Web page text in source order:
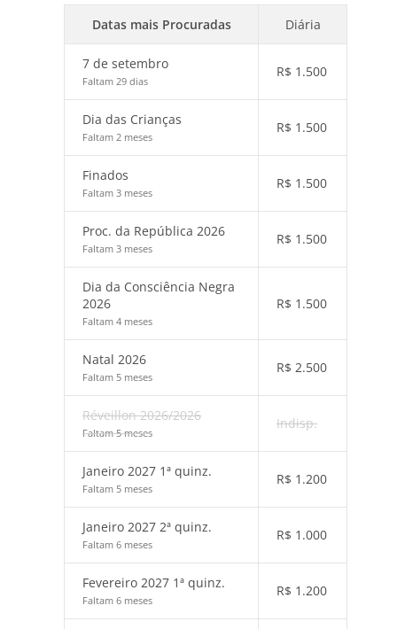
Datas mais Procuradas Diária
7 de setembro
Faltam 29 dias
R$ 1.500
Dia das Crianças
Faltam 2 meses
R$ 1.500
Finados
Faltam 3 meses
R$ 1.500
Proc. da República 2026
Faltam 3 meses
R$ 1.500
Dia da Consciência Negra
2026
Faltam 4 meses
R$ 1.500
Natal 2026
Faltam 5 meses
R$ 2.500
Réveillon 2026/2026
Faltam 5 meses
Indisp.
Janeiro 2027 1ª quinz.
Faltam 5 meses
R$ 1.200
Janeiro 2027 2ª quinz.
Faltam 6 meses
R$ 1.000
Fevereiro 2027 1ª quinz.
Faltam 6 meses
R$ 1.200